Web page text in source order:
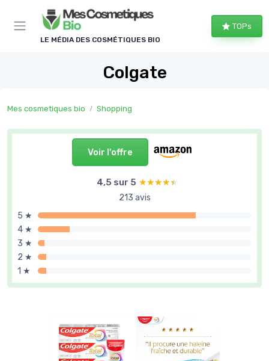
LE MÉDIA DES COSMÉTIQUES BIO
TOPs
Colgate
Mes cosmetiques bio Shopping
Voir l'offre
4,5 sur 5 ★★★★★
★★★★★
213 avis
5 ★
4 ★
3 ★
2 ★
1 ★
Panneau de gestion des cookies